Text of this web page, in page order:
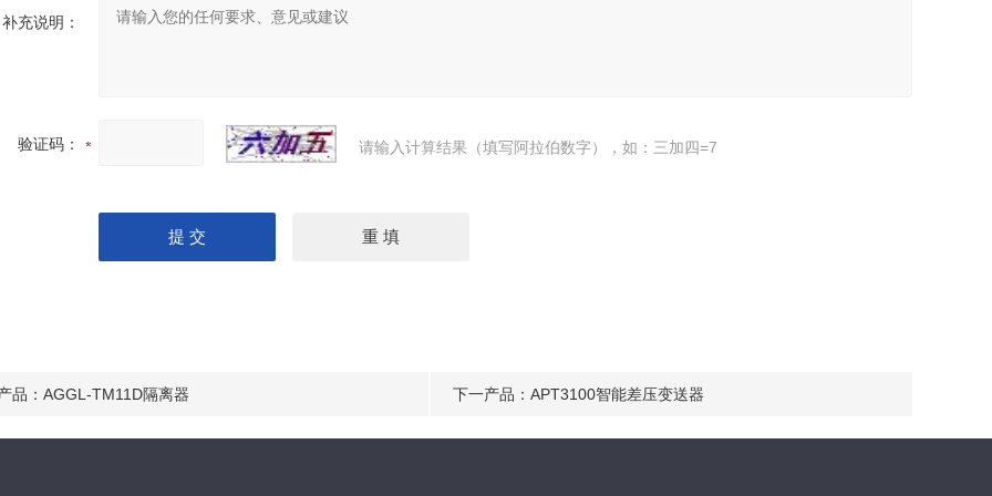
补充说明：
验证码： 请输入计算结果（填写阿拉伯数字），如：三加四=7
品： AGGL-TM11D隔离器 下一产品： APT3100智能差压变送器